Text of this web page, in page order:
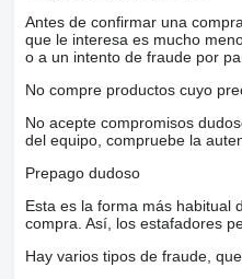
Antes de confirmar una
que le interesa es mucho
o a un intento de fraude por
No compre productos cuyo
No acepte compromisos
del equipo, compruebe la
Prepago dudoso
Esta es la forma más habitual
compra. Así, los estafadores
Hay varios tipos de fraude,